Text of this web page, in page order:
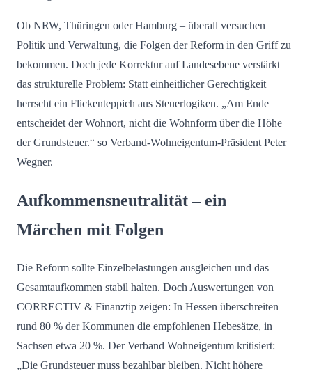
Ob NRW, Thüringen oder Hamburg – überall versuchen
Politik und Verwaltung, die Folgen der Reform in den Griff zu
bekommen. Doch jede Korrektur auf Landesebene verstärkt
das strukturelle Problem: Statt einheitlicher Gerechtigkeit
herrscht ein Flickenteppich aus Steuerlogiken. „Am Ende
entscheidet der Wohnort, nicht die Wohnform über die Höhe
der Grundsteuer.“ so Verband-Wohneigentum-Präsident Peter
Wegner.
Aufkommensneutralität – ein
Märchen mit Folgen
Die Reform sollte Einzelbelastungen ausgleichen und das
Gesamtaufkommen stabil halten. Doch Auswertungen von
CORRECTIV & Finanztip zeigen: In Hessen überschreiten
rund 80 % der Kommunen die empfohlenen Hebesätze, in
Sachsen etwa 20 %. Der Verband Wohneigentum kritisiert:
„Die Grundsteuer muss bezahlbar bleiben. Nicht höhere